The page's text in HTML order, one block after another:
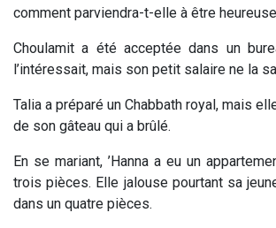
comment parviendra-t-elle à être
Choulamit a été acceptée dans un
l’intéressait, mais son petit salaire ne la
Talia a préparé un Chabbath royal, mais
de son gâteau qui a brûlé.
En se mariant, ’Hanna a eu un
trois pièces. Elle jalouse pourtant sa
dans un quatre pièces.